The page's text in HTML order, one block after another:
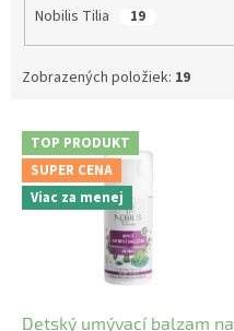
Nobilis Tilia 19
Zobrazených položiek: 19
V
p
TOP PRODUKT
SUPER CENA
Viac za menej
Detský umývací balzam na